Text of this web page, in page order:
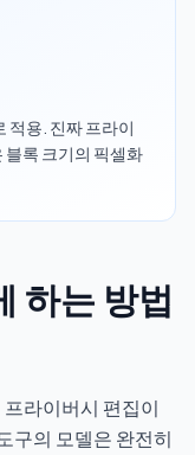
적용. 진짜 프라이
록 크기의 픽셀화
하는 방법
라이버시 편집이
구의 모델은 완전히